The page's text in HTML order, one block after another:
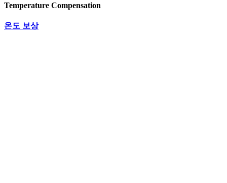
Temperature Compensation
온도 보상